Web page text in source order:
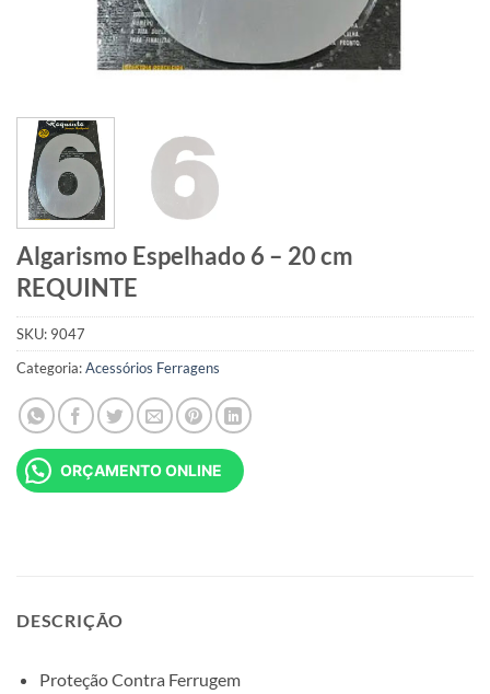
Algarismo Espelhado 6 – 20 cm
REQUINTE
SKU: 9047
Categoria:Acessórios Ferragens
ORÇAMENTO ONLINE
DESCRIÇÃO
Proteção Contra Ferrugem